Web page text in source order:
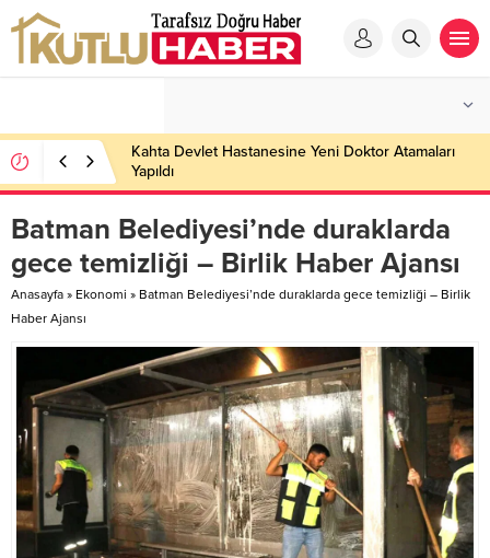
Kahta Devlet Hastanesine Yeni Doktor Atamaları
Yapıldı
Batman Belediyesi’nde duraklarda
gece temizliği – Birlik Haber Ajansı
Anasayfa » Ekonomi » Batman Belediyesi’nde duraklarda gece temizliği – Birlik
Haber Ajansı